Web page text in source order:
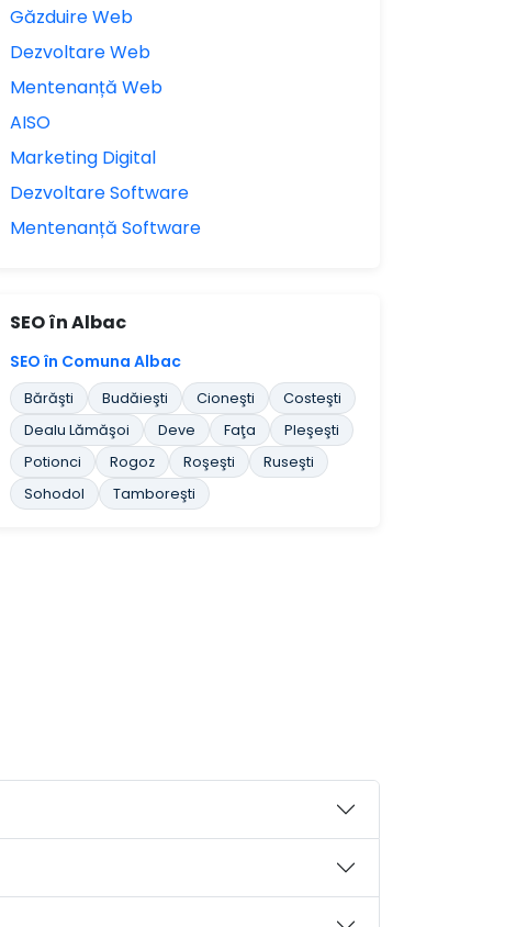
Găzduire Web
Dezvoltare Web
Mentenanță Web
AISO
Marketing Digital
Dezvoltare Software
Mentenanță Software
SEO în Albac
SEO în Comuna Albac
Bărăşti Budăieşti Cioneşti
Costeşti
Dealu Lămăşoi
Deve Faţa
Pleşeşti
Potionci
Rogoz Roşeşti
Ruseşti
Sohodol
Tamboreşti